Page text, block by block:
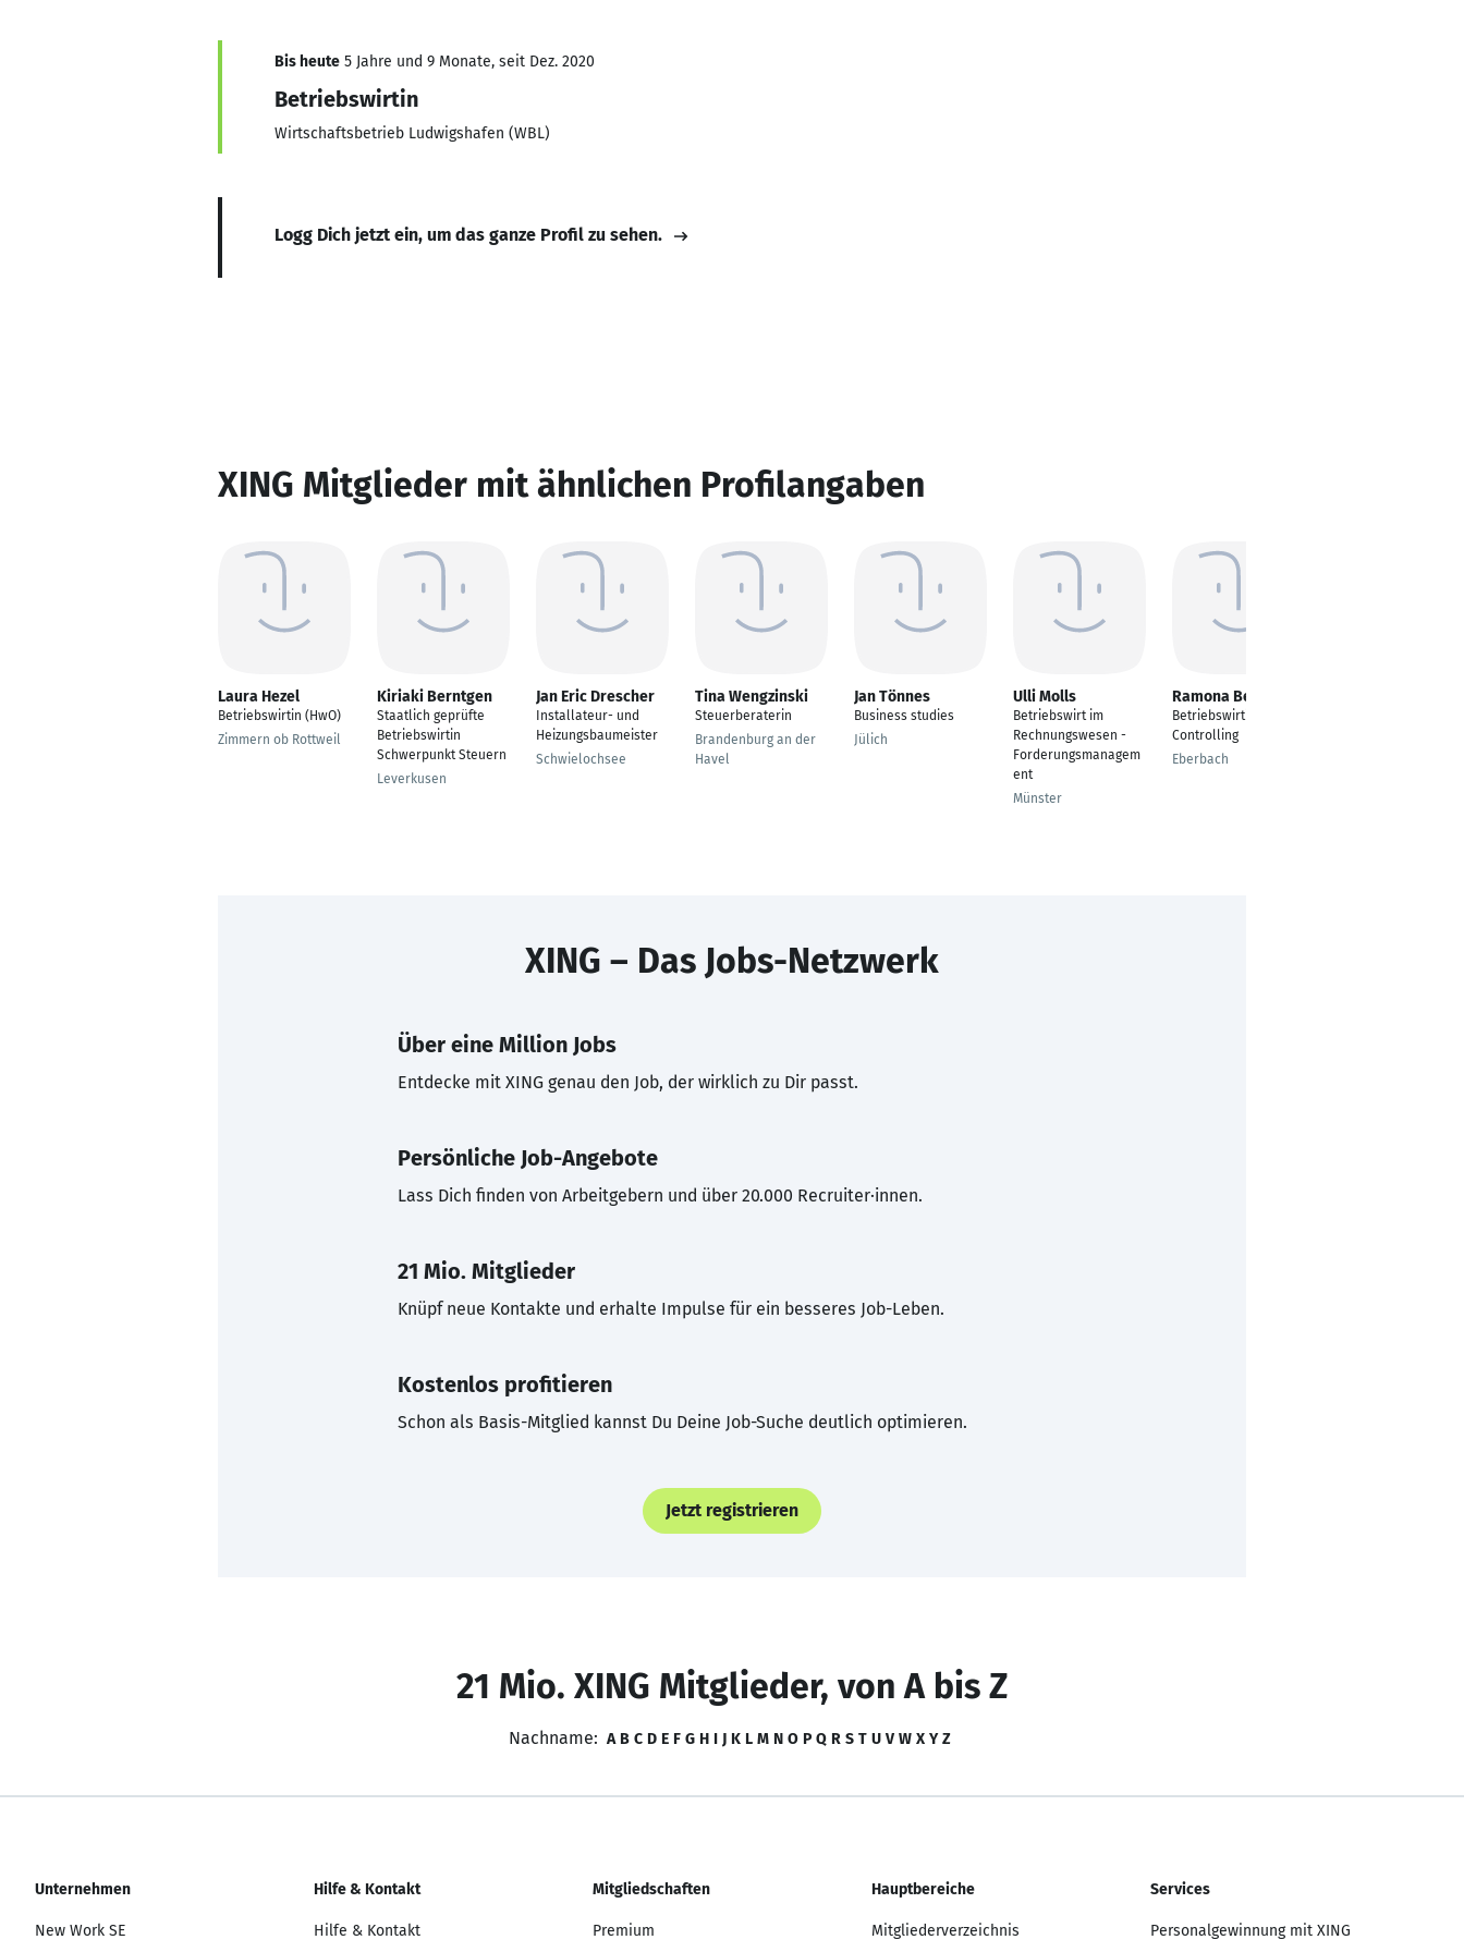
Bis heute 5 Jahre und 9 Monate, seit Dez. 2020
Betriebswirtin
Wirtschaftsbetrieb Ludwigshafen (WBL)
Logg Dich jetzt ein, um das ganze Profil zu sehen.
XING Mitglieder mit ähnlichen Profilangaben
Laura Hezel
Betriebswirtin (HwO)
Zimmern ob Rottweil
Kiriaki Berntgen
Staatlich geprüfte
Betriebswirtin
Schwerpunkt Steuern
Leverkusen
Jan Eric Drescher
Installateur- und
Heizungsbaumeister
Schwielochsee
Tina Wengzinski
Steuerberaterin
Brandenburg an der
Havel
Jan Tönnes
Business studies
Jülich
Ulli Molls
Betriebswirt im
Rechnungswesen -
Forderungsmanagem
ent
Münster
Ramona Benig
Betriebswirtin
Controlling
Eberbach
XING – Das Jobs-Netzwerk
Über eine Million Jobs
Entdecke mit XING genau den Job, der wirklich zu Dir passt.
Persönliche Job-Angebote
Lass Dich finden von Arbeitgebern und über 20.000 Recruiter·innen.
21 Mio. Mitglieder
Knüpf neue Kontakte und erhalte Impulse für ein besseres Job-Leben.
Kostenlos profitieren
Schon als Basis-Mitglied kannst Du Deine Job-Suche deutlich optimieren.
Jetzt registrieren
21 Mio. XING Mitglieder, von A bis Z
Nachname: A B C D E F G H I J K L M N O P Q R S T U V W X Y Z
Unternehmen
New Work SE
Hilfe & Kontakt
Hilfe & Kontakt
Mitgliedschaften
Premium
Hauptbereiche
Mitgliederverzeichnis
Services
Personalgewinnung mit XING